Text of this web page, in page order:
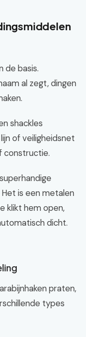
de basis.
al zegt, dingen
shackles
of veiligheidsnet
constructie.
is een metalen
klikt hem open,
dicht.
praten,
types